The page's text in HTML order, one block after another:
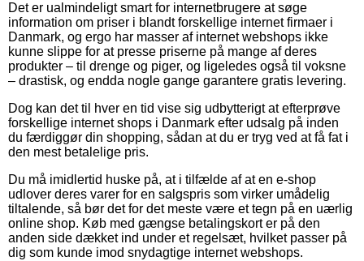
Det er ualmindeligt smart for internetbrugere at søge
information om priser i blandt forskellige internet firmaer i
Danmark, og ergo har masser af internet webshops ikke
kunne slippe for at presse priserne på mange af deres
produkter – til drenge og piger, og ligeledes også til voksne
– drastisk, og endda nogle gange garantere gratis levering.
Dog kan det til hver en tid vise sig udbytterigt at efterprøve
forskellige internet shops i Danmark efter udsalg på inden
du færdiggør din shopping, sådan at du er tryg ved at få fat i
den mest betalelige pris.
Du må imidlertid huske på, at i tilfælde af at en e-shop
udlover deres varer for en salgspris som virker umådelig
tiltalende, så bør det for det meste være et tegn på en uærlig
online shop. Køb med gængse betalingskort er på den
anden side dækket ind under et regelsæt, hvilket passer på
dig som kunde imod snydagtige internet webshops.